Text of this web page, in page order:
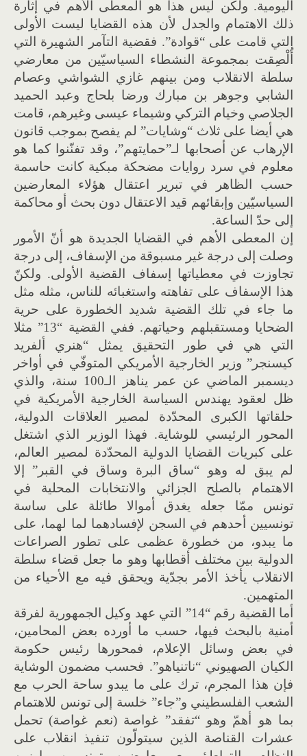
اليومية. ولكن ليس هذا هو المعطى الأهم في إثارة
ذلك الاهتمام والجدل لأن هذه القضايا ليست الأولى
التي قامت على “قوادة”. فقضية التآمر الشهيرة التي
أُلْصِقت بمجموعة النشطاء السياسيّين من معارضي
سلطة الانقلاب ومن بينهم غازي الشواشي وعصام
الشابي وجوهر بن مبارك ورضا بلحاج وعبد الحميد
الجلاصي وخيام التركي وشيماء عيسى وغيرهم، قامت
هي أيضا على ثلاث “وشايات” لم يفصح بموجب قانون
الإرهاب عن أصحابها لـ”حمايتهم”، وقد تفنّنوا كما هو
معلوم في سرد روايات مضحكة مبكية كانت حاسمة
حسب الظاهر في تبرير اعتقال هؤلاء المعارضين
السياسيّين وإبقائهم قيد الاعتقال دون بحث أو محاكمة
إلى حدّ الساعة.
إن المعطى الأهم في القضايا الجديدة هو أنّ الأمور
وصلت إلى درجة غير مسبوقة من الإسفاف، إلى درجة
تجاوزت في معطياتها إسفاف القضية الأولى. ولكنّ
هذا الإسفاف على تفاهته واستغبائه للناس، مثله مثل
ما جاء في تلك القضية شديد الخطورة على حرية
الضحايا ومستقبلهم وحياتهم. ففي القضية “13” مثلا
التي هي في طور التحقيق يمثل “هنري ألفريد
كيسنجر” وزير الخارجية الأمريكي المتوفّي في أواخر
ديسمبر الماضي عن عمر يناهز الـ100 سنة، والذي
ظل لعقود يهندس السياسة الخارجية الأمريكية في
حلقاتها الكبرى المحدّدة لمصير العلاقات الدولية،
المحور الرئيسي للوشاية. فهذا الوزير الذي اشتغل
على كبريات القضايا الدولية المحدّدة لمصير العالم،
لم يبق له وهو “ساق البرة وساق في القبر” إلا
الاهتمام بالصلح الجزائي والانتخابات المحلية في
تونس ممّا جعله يغدق أموالا طائلة على ساسة
تونسيين أحدهم في السجن لإفسادهما لما لهما، على
ما يبدو، من خطورة عظمى على تطور الصراعات
الدولية بين مختلف أقطابها وهو ما جعل قضاء سلطة
الانقلاب يأخذ الأمر بجدّية ويحقق فيه مع الأحياء من
المتهمين.
أما القضية رقم “14” التي عهد وكيل الجمهورية لفرقة
أمنية بالبحث فيها، حسب ما أورده بعض المحامين،
في بعض وسائل الإعلام، فمحورها رئيس حكومة
الكيان الصهيوني “ناتنياهو”. فحسب مضمون الوشاية
فإن هذا المجرم، ترك على ما يبدو ساحة الحرب مع
الشعب الفلسطيني و”جاء” خلسة إلى تونس للاهتمام
بما هو أهمّ وهو “تفقد” غواصة (نعم غواصة) تحمل
عشرات القناصة الذين سيتولّون تنفيذ انقلاب على